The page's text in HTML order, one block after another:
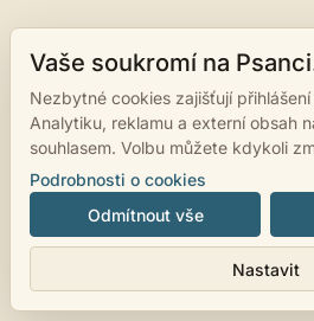
Vaše soukromí na
Nezbytné cookies zajišťují
Analytiku, reklamu a externí obsah
souhlasem. Volbu můžete kdykoli
Podrobnosti o cookies
Odmítnout vše
Nastavit